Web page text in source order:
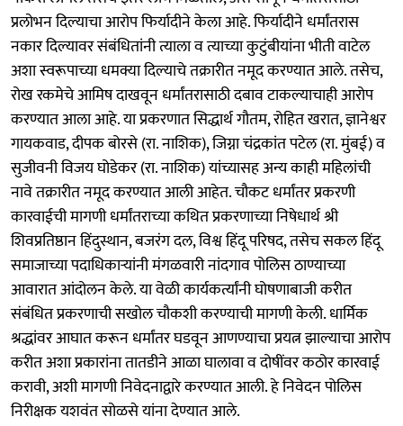
प्रलोभन दिल्याचा आरोप फिर्यादीने केला आहे. फिर्यादीने धर्मांतरास
नकार दिल्यावर संबंधितांनी त्याला व त्याच्या कुटुंबीयांना भीती वाटेल
अशा स्वरूपाच्या धमक्या दिल्याचे तक्रारीत नमूद करण्यात आले. तसेच,
रोख रकमेचे आमिष दाखवून धर्मांतरासाठी दबाव टाकल्याचाही आरोप
करण्यात आला आहे. या प्रकरणात सिद्धार्थ गौतम, रोहित खरात, ज्ञानेश्वर
गायकवाड, दीपक बोरसे (रा. नाशिक), जिग्ना चंद्रकांत पटेल (रा. मुंबई) व
सुजीवनी विजय घोडेकर (रा. नाशिक) यांच्यासह अन्य काही महिलांची
नावे तक्रारीत नमूद करण्यात आली आहेत. चौकट धर्मांतर प्रकरणी
कारवाईची मागणी धर्मांतराच्या कथित प्रकरणाच्या निषेधार्थ श्री
शिवप्रतिष्ठान हिंदुस्थान, बजरंग दल, विश्व हिंदू परिषद, तसेच सकल हिंदू
समाजाच्या पदाधिकाऱ्यांनी मंगळवारी नांदगाव पोलिस ठाण्याच्या
आवारात आंदोलन केले. या वेळी कार्यकर्त्यांनी घोषणाबाजी करीत
संबंधित प्रकरणाची सखोल चौकशी करण्याची मागणी केली. धार्मिक
श्रद्धांवर आघात करून धर्मांतर घडवून आणण्याचा प्रयत्न झाल्याचा आरोप
करीत अशा प्रकारांना तातडीने आळा घालावा व दोषींवर कठोर कारवाई
करावी, अशी मागणी निवेदनाद्वारे करण्यात आली. हे निवेदन पोलिस
निरीक्षक यशवंत सोळसे यांना देण्यात आले.